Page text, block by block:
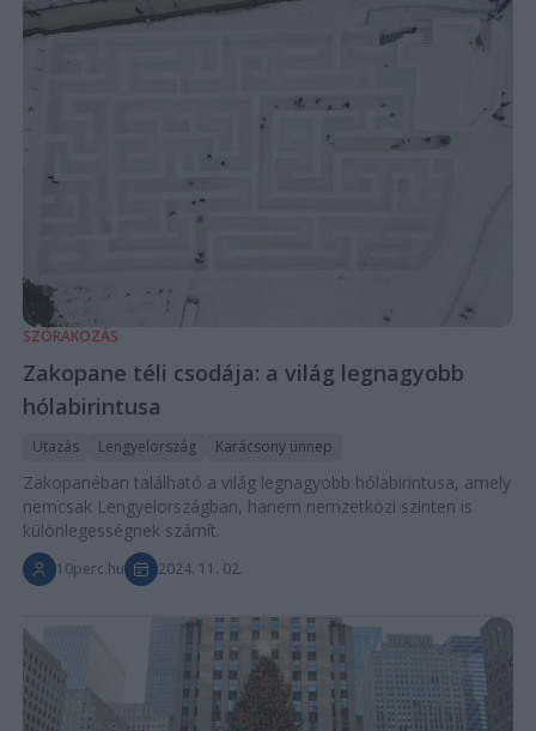
SZÓRAKOZÁS
Zakopane téli csodája: a világ legnagyobb
hólabirintusa
Utazás Lengyelország Karácsony ünnep
Zakopanéban található a világ legnagyobb hólabirintusa, amely
nemcsak Lengyelországban, hanem nemzetközi szinten is
különlegességnek számít.
10perc.hu 2024. 11. 02.